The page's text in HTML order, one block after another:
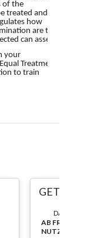
GETA
DAUER:
AB
NUTZBAR